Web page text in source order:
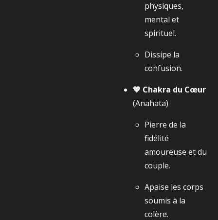
physiques,
mental et
spirituel.
Dissipe la
confusion.
💖 Chakra du Cœur
(Anahata)
Pierre de la
fidélité
amoureuse et du
couple.
Apaise les corps
soumis à la
colère.